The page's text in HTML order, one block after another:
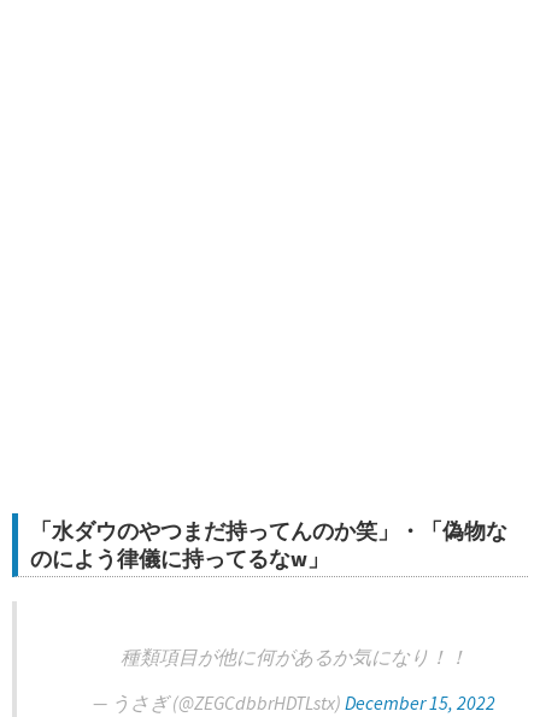
「水ダウのやつまだ持ってんのか笑」・「偽物な
のによう律儀に持ってるなw」
種類項目が他に何があるか気になり！！
— うさぎ (@ZEGCdbbrHDTLstx) December 15, 2022